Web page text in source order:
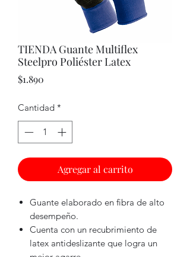
TIENDA Guante Multiflex
Steelpro Poliéster Latex
$1.890
Cantidad *
Agregar al carrito
Guante elaborado en fibra de alto
desempeño.
Cuenta con un recubrimiento de
latex antideslizante que logra un